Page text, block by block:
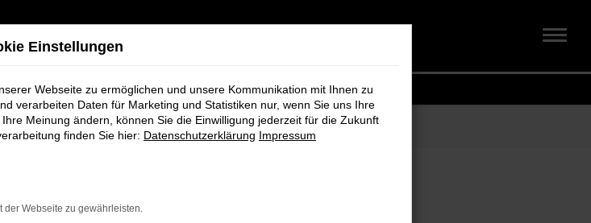
Einstellungen
Webseite zu ermöglichen und unsere Kommunikation mit Ihnen zu
verarbeiten Daten für Marketing und Statistiken nur, wenn Sie uns Ihre
Meinung ändern, können Sie die Einwilligung jederzeit für die Zukunft
finden Sie hier: Datenschutzerklärung Impressum
der Webseite zu gewährleisten.